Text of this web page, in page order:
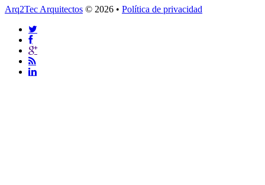
Arq2Tec Arquitectos © 2026 • Política de privacidad